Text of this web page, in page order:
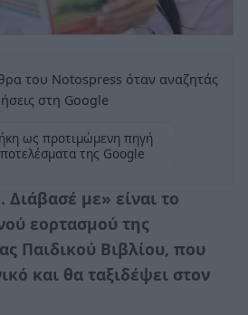
του Notospress όταν αναζητάς
στη Google
ως προτιμώμενη πηγή
της Google
Διάβασέ με» είναι το
εορτασμού της
Παιδικού Βιβλίου, που
και θα ταξιδέψει στον